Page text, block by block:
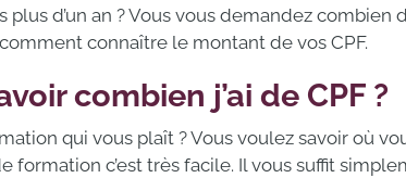
plus d’un an ? Vous vous demandez combien
connaître le montant de vos CPF.
combien j’ai de CPF ?
qui vous plaît ? Vous voulez savoir où
formation c’est très facile. Il vous suffit